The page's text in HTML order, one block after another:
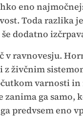
eno
Toda razlika
dodatno
v ravnovesju.
z živčnim
varnosti
zanima ga
predvsem eno